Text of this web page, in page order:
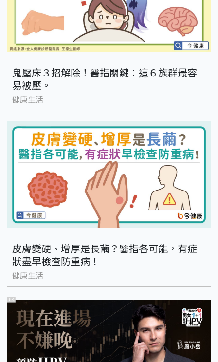
鬼壓床３招解除！醫指關鍵：這６族群最容
易被壓。
健康生活
皮膚變硬、增厚是長繭？醫指各可能，有症
狀盡早檢查防重病！
健康生活
PR